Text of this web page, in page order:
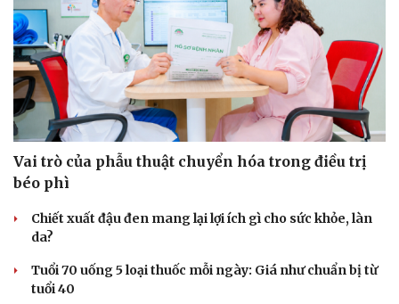
Vai trò của phẫu thuật chuyển hóa trong điều trị
béo phì
Chiết xuất đậu đen mang lại lợi ích gì cho sức khỏe, làn
da?
Tuổi 70 uống 5 loại thuốc mỗi ngày: Giá như chuẩn bị từ
tuổi 40